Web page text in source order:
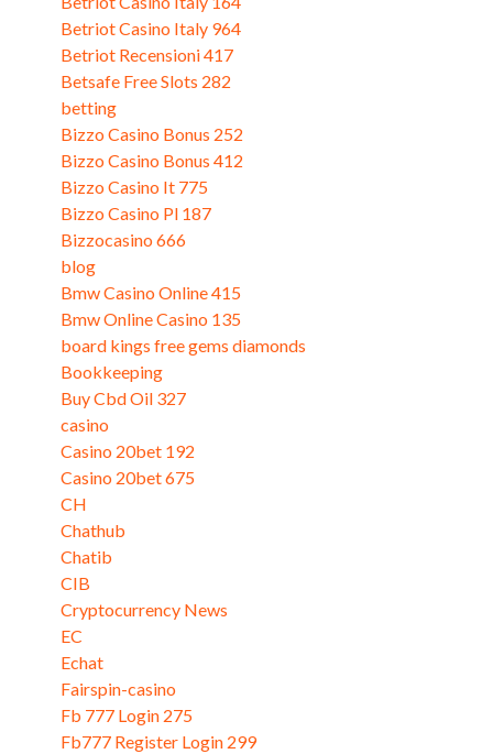
Betriot Casino Italy 964
Betriot Recensioni 417
Betsafe Free Slots 282
betting
Bizzo Casino Bonus 252
Bizzo Casino Bonus 412
Bizzo Casino It 775
Bizzo Casino Pl 187
Bizzocasino 666
blog
Bmw Casino Online 415
Bmw Online Casino 135
board kings free gems diamonds
Bookkeeping
Buy Cbd Oil 327
casino
Casino 20bet 192
Casino 20bet 675
CH
Chathub
Chatib
CIB
Cryptocurrency News
EC
Echat
Fairspin-casino
Fb 777 Login 275
Fb777 Register Login 299